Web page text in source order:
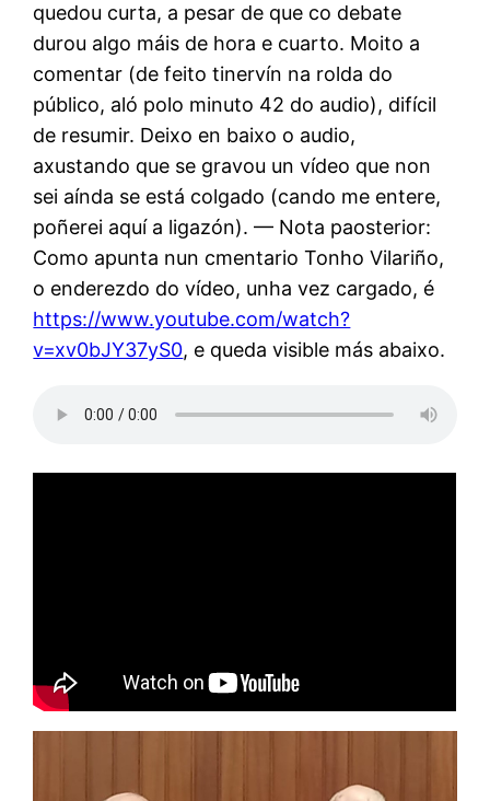
quedou curta, a pesar de que co debate
durou algo máis de hora e cuarto. Moito a
comentar (de feito tinervín na rolda do
público, aló polo minuto 42 do audio), difícil
de resumir. Deixo en baixo o audio,
axustando que se gravou un vídeo que non
sei aínda se está colgado (cando me entere,
poñerei aquí a ligazón). — Nota paosterior:
Como apunta nun cmentario Tonho Vilariño,
o enderezdo do vídeo, unha vez cargado, é
https://www.youtube.com/watch?
v=xv0bJY37yS0, e queda visible más abaixo.